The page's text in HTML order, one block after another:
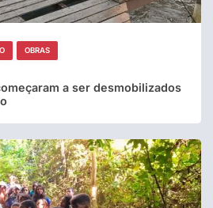
OBRAS
a ser desmobilizados